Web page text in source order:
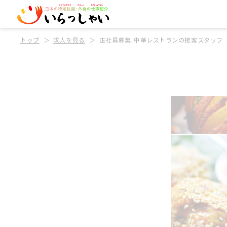
トップ 求人を見る 正社員募集：中華レストランの接客スタッフ